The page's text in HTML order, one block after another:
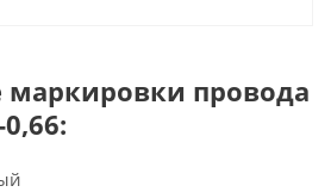
маркировки провода